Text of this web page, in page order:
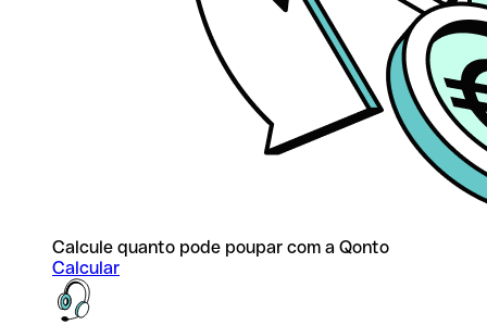
Calcule quanto pode poupar com a Qonto
Calcular